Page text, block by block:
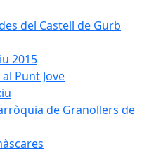
del Castell de Gurb
2015
Punt Jove
de Granollers de